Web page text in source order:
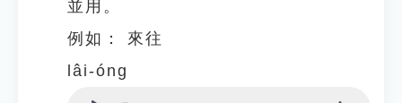
並用。
例如：
來往
lâi-óng